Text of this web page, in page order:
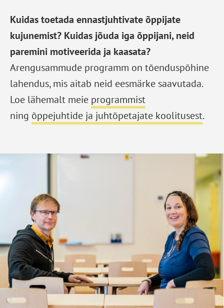
Kuidas toetada ennastjuhtivate õppijate
kujunemist? Kuidas jõuda iga õppijani, neid
paremini motiveerida ja kaasata?
Arengusammude programm on tõenduspõhine
lahendus, mis aitab neid eesmärke saavutada.
Loe lähemalt meie programmist
ning õppejuhtide ja juhtõpetajate koolitusest.